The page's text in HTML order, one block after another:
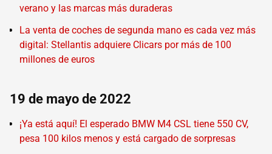
verano y las marcas más duraderas
La venta de coches de segunda mano es cada vez más
digital: Stellantis adquiere Clicars por más de 100
millones de euros
19 de mayo de 2022
¡Ya está aquí! El esperado BMW M4 CSL tiene 550 CV,
pesa 100 kilos menos y está cargado de sorpresas